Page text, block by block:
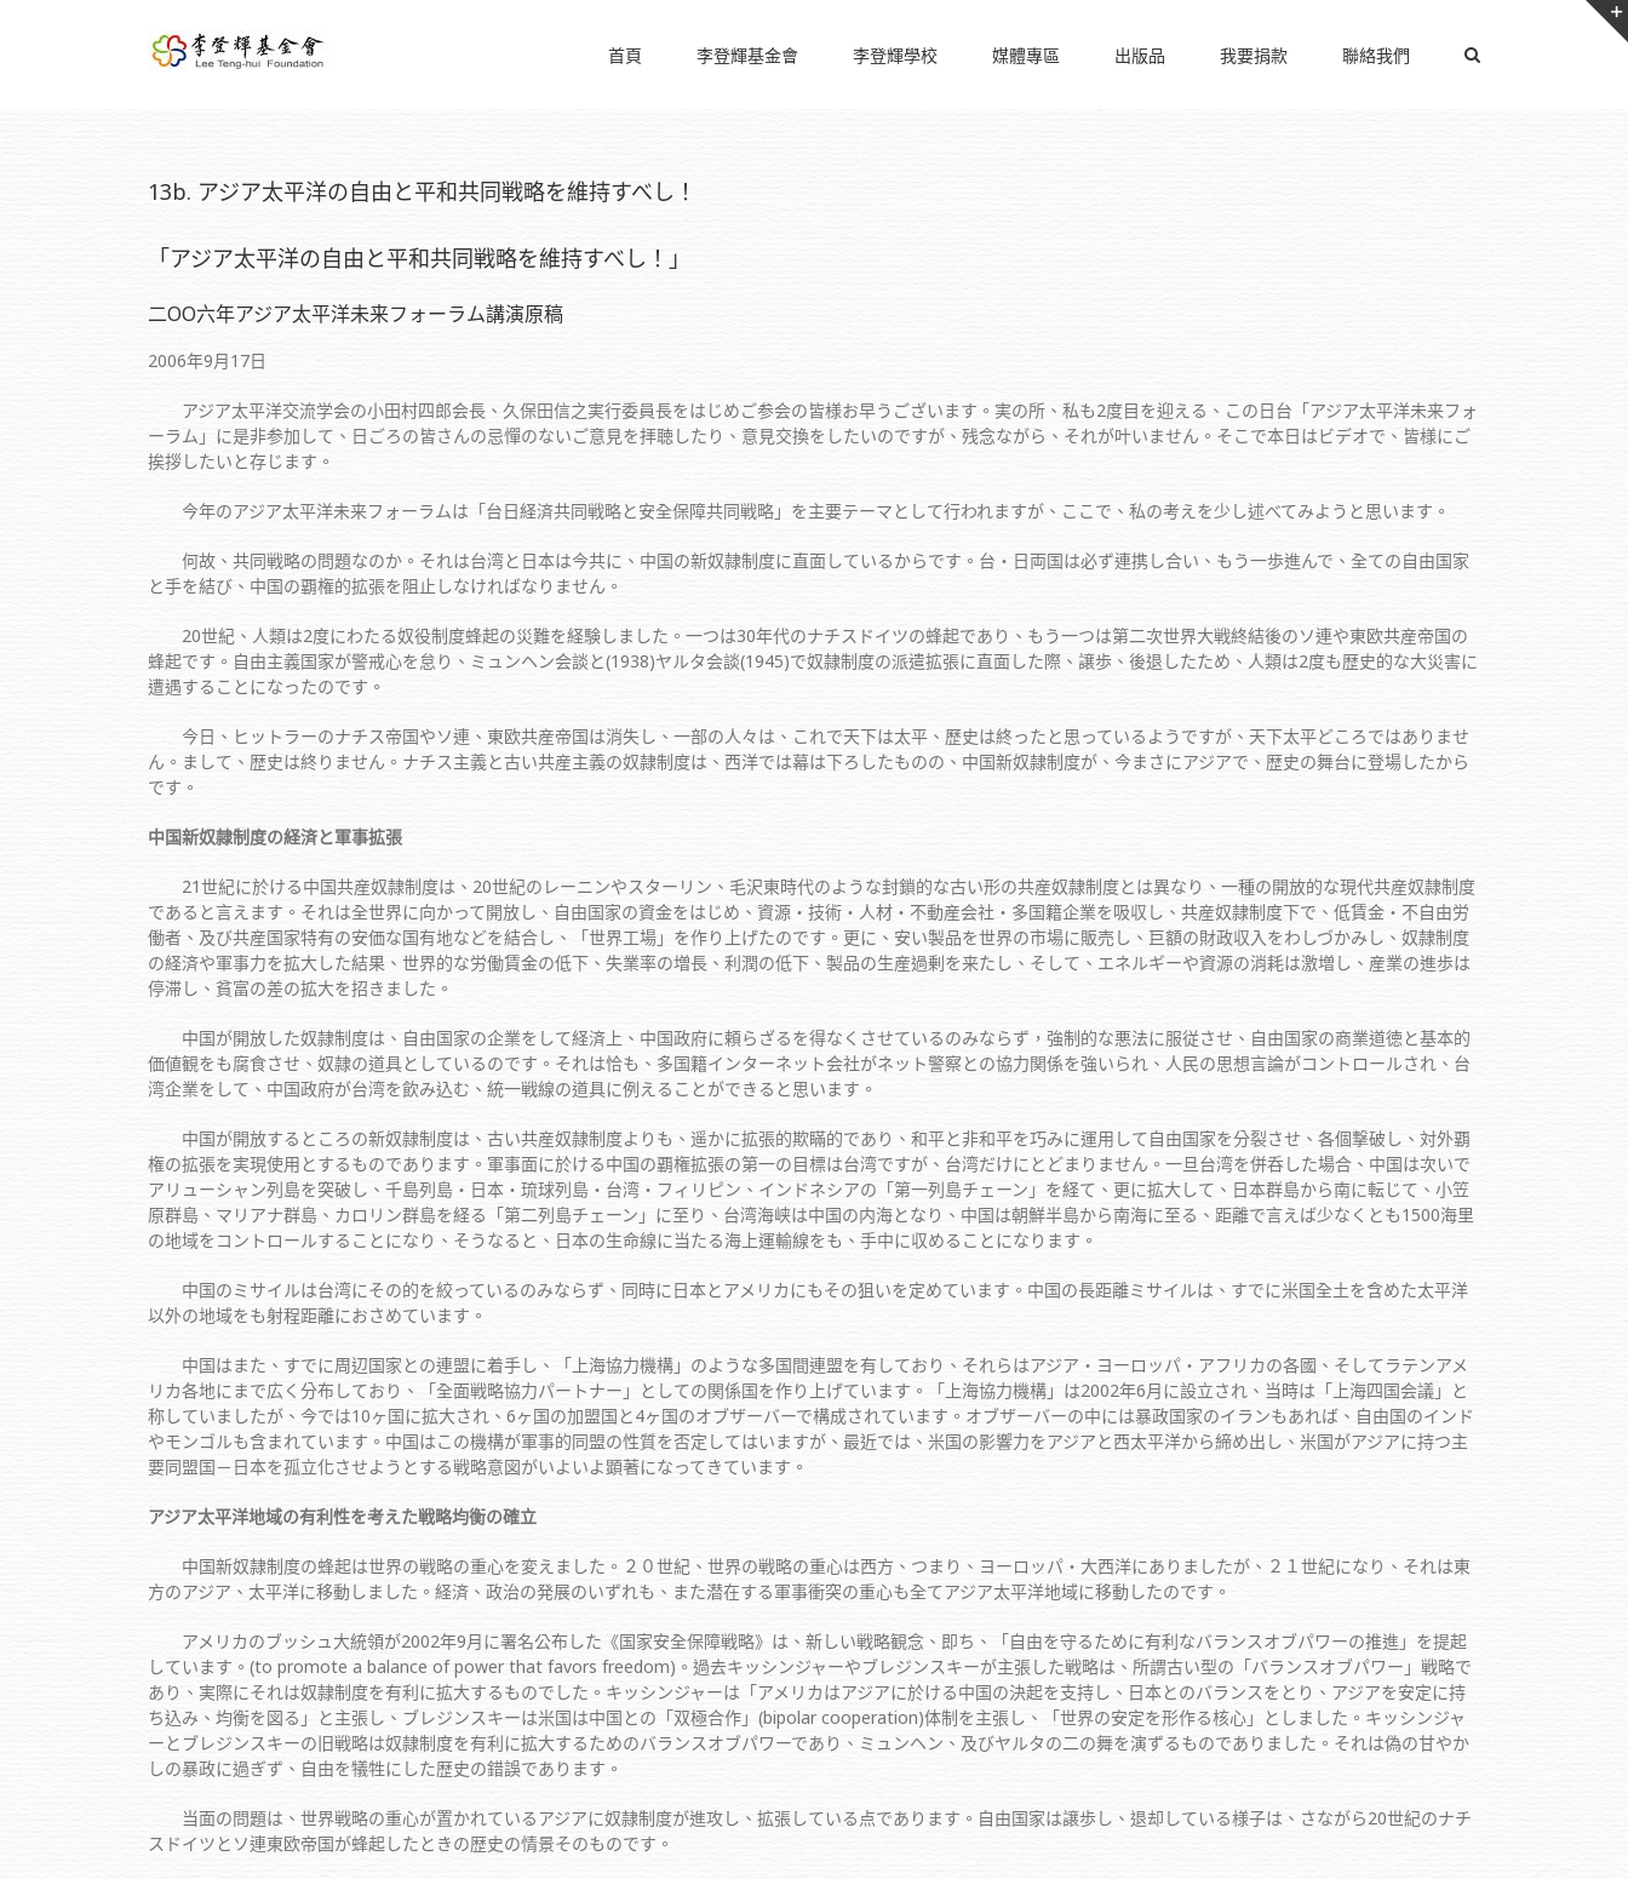
首頁 李登輝基金會 李登輝學校 媒體專區 出版品 我要捐款 聯絡我們
13b. アジア太平洋の自由と平和共同戦略を維持すべし！
「アジア太平洋の自由と平和共同戦略を維持すべし！」
二OO六年アジア太平洋未来フォーラム講演原稿
2006年9月17日
アジア太平洋交流学会の小田村四郎会長、久保田信之実行委員長をはじめご参会の皆様お早うございます。実の所、私も2度目を迎える、この日台「アジア太平洋未来フォ
ーラム」に是非参加して、日ごろの皆さんの忌憚のないご意見を拝聴したり、意見交換をしたいのですが、残念ながら、それが叶いません。そこで本日はビデオで、皆様にご
挨拶したいと存じます。
今年のアジア太平洋未来フォーラムは「台日経済共同戦略と安全保障共同戦略」を主要テーマとして行われますが、ここで、私の考えを少し述べてみようと思います。
何故、共同戦略の問題なのか。それは台湾と日本は今共に、中国の新奴隷制度に直面しているからです。台・日両国は必ず連携し合い、もう一歩進んで、全ての自由国家
と手を結び、中国の覇権的拡張を阻止しなければなりません。
20世紀、人類は2度にわたる奴役制度蜂起の災難を経験しました。一つは30年代のナチスドイツの蜂起であり、もう一つは第二次世界大戦終結後のソ連や東欧共産帝国の
蜂起です。自由主義国家が警戒心を怠り、ミュンヘン会談と(1938)ヤルタ会談(1945)で奴隷制度の派遣拡張に直面した際、譲歩、後退したため、人類は2度も歴史的な大災害に
遭遇することになったのです。
今日、ヒットラーのナチス帝国やソ連、東欧共産帝国は消失し、一部の人々は、これで天下は太平、歷史は終ったと思っているようですが、天下太平どころではありませ
ん。まして、歴史は終りません。ナチス主義と古い共産主義の奴隷制度は、西洋では幕は下ろしたものの、中国新奴隷制度が、今まさにアジアで、歴史の舞台に登場したから
です。
中国新奴隷制度の経済と軍事拡張
21世紀に於ける中国共産奴隷制度は、20世紀のレーニンやスターリン、毛沢東時代のような封鎖的な古い形の共産奴隷制度とは異なり、一種の開放的な現代共産奴隷制度
であると言えます。それは全世界に向かって開放し、自由国家の資金をはじめ、資源・技術・人材・不動産会社・多国籍企業を吸収し、共産奴隷制度下で、低賃金・不自由労
働者、及び共産国家特有の安価な国有地などを結合し、「世界工場」を作り上げたのです。更に、安い製品を世界の市場に販売し、巨額の財政収入をわしづかみし、奴隷制度
の経済や軍事力を拡大した結果、世界的な労働賃金の低下、失業率の増長、利潤の低下、製品の生産過剰を来たし、そして、エネルギーや資源の消耗は激増し、産業の進歩は
停滞し、貧富の差の拡大を招きました。
中国が開放した奴隷制度は、自由国家の企業をして経済上、中国政府に頼らざるを得なくさせているのみならず，強制的な悪法に服従させ、自由国家の商業道徳と基本的
価値観をも腐食させ、奴隷の道具としているのです。それは恰も、多国籍インターネット会社がネット警察との協力関係を強いられ、人民の思想言論がコントロールされ、台
湾企業をして、中国政府が台湾を飲み込む、統一戦線の道具に例えることができると思います。
中国が開放するところの新奴隷制度は、古い共産奴隷制度よりも、遥かに拡張的欺瞞的であり、和平と非和平を巧みに運用して自由国家を分裂させ、各個撃破し、対外覇
権の拡張を実現使用とするものであります。軍事面に於ける中国の覇権拡張の第一の目標は台湾ですが、台湾だけにとどまりません。一旦台湾を併呑した場合、中国は次いで
アリューシャン列島を突破し、千島列島・日本・琉球列島・台湾・フィリピン、インドネシアの「第一列島チェーン」を経て、更に拡大して、日本群島から南に転じて、小笠
原群島、マリアナ群島、カロリン群島を経る「第二列島チェーン」に至り、台湾海峡は中国の内海となり、中国は朝鮮半島から南海に至る、距離で言えば少なくとも1500海里
の地域をコントロールすることになり、そうなると、日本の生命線に当たる海上運輸線をも、手中に収めることになります。
中国のミサイルは台湾にその的を絞っているのみならず、同時に日本とアメリカにもその狙いを定めています。中国の長距離ミサイルは、すでに米国全土を含めた太平洋
以外の地域をも射程距離におさめています。
中国はまた、すでに周辺国家との連盟に着手し、「上海協力機構」のような多国間連盟を有しており、それらはアジア・ヨーロッパ・アフリカの各國、そしてラテンアメ
リカ各地にまで広く分布しており、「全面戦略協力パートナー」としての関係国を作り上げています。「上海協力機構」は2002年6月に設立され、当時は「上海四国会議」と
称していましたが、今では10ヶ国に拡大され、6ヶ国の加盟国と4ヶ国のオブザーバーで構成されています。オブザーバーの中には暴政国家のイランもあれば、自由国のインド
やモンゴルも含まれています。中国はこの機構が軍事的同盟の性質を否定してはいますが、最近では、米国の影響力をアジアと西太平洋から締め出し、米国がアジアに持つ主
要同盟国－日本を孤立化させようとする戦略意図がいよいよ顕著になってきています。
アジア太平洋地域の有利性を考えた戦略均衡の確立
中国新奴隷制度の蜂起は世界の戦略の重心を変えました。２０世紀、世界の戦略の重心は西方、つまり、ヨーロッパ・大西洋にありましたが、２１世紀になり、それは東
方のアジア、太平洋に移動しました。経済、政治の発展のいずれも、また潜在する軍事衝突の重心も全てアジア太平洋地域に移動したのです。
アメリカのブッシュ大統領が2002年9月に署名公布した《国家安全保障戦略》は、新しい戦略観念、即ち、「自由を守るために有利なバランスオブパワーの推進」を提起
しています。(to promote a balance of power that favors freedom)。過去キッシンジャーやブレジンスキーが主張した戦略は、所謂古い型の「バランスオブパワー」戦略で
あり、実際にそれは奴隷制度を有利に拡大するものでした。キッシンジャーは「アメリカはアジアに於ける中国の決起を支持し、日本とのバランスをとり、アジアを安定に持
ち込み、均衡を図る」と主張し、ブレジンスキーは米国は中国との「双極合作」(bipolar cooperation)体制を主張し、「世界の安定を形作る核心」としました。キッシンジャ
ーとブレジンスキーの旧戦略は奴隷制度を有利に拡大するためのバランスオブパワーであり、ミュンヘン、及びヤルタの二の舞を演ずるものでありました。それは偽の甘やか
しの暴政に過ぎず、自由を犠牲にした歴史の錯誤であります。
当面の問題は、世界戦略の重心が置かれているアジアに奴隷制度が進攻し、拡張している点であります。自由国家は譲歩し、退却している様子は、さながら20世紀のナチ
スドイツとソ連東欧帝国が蜂起したときの歴史の情景そのものです。